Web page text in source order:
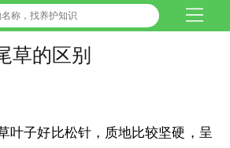
草的区别
叶子好比松针，质地比较坚硬，呈